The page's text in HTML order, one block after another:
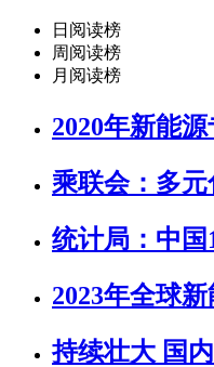
日阅读榜
周阅读榜
月阅读榜
2020年新能
乘联会：多
统计局：中
2023年全球
持续壮大 国